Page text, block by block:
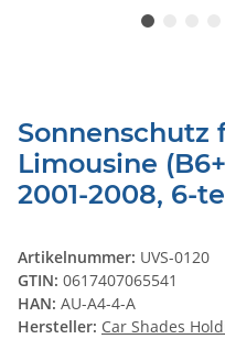
Sonnenschutz
Limousine
2001-2008, 6-
Artikelnummer: UVS-0120
GTIN: 0617407065541
HAN: AU-A4-4-A
Hersteller: Car Shades